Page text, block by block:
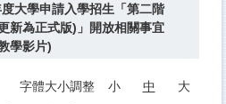
度大學申請入學招生「第二階
新為正式版)」開放相關事宜
學影片)
字體大小調整 小 中 大